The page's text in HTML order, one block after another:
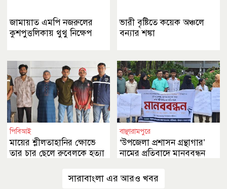
জামায়াত এমপি নজরুলের
কুশপুত্তলিকায় থুথু নিক্ষেপ
ভারী বৃষ্টিতে কয়েক অঞ্চলে
বন্যার শঙ্কা
পিবিআই
মায়ের শ্লীলতাহানির ক্ষোভে
তার চার ছেলে রুবেলকে হত্যা
বাঞ্ছারামপুরে
‘উপজেলা প্রশাসন গ্রন্থাগার’
নামের প্রতিবাদে মানববন্ধন
সারাবাংলা এর আরও খবর